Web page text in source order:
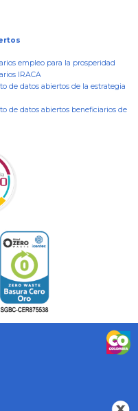
empleo para la prosperidad
IRACA
de datos abiertos de la estrategia
de datos abiertos beneficiarios de